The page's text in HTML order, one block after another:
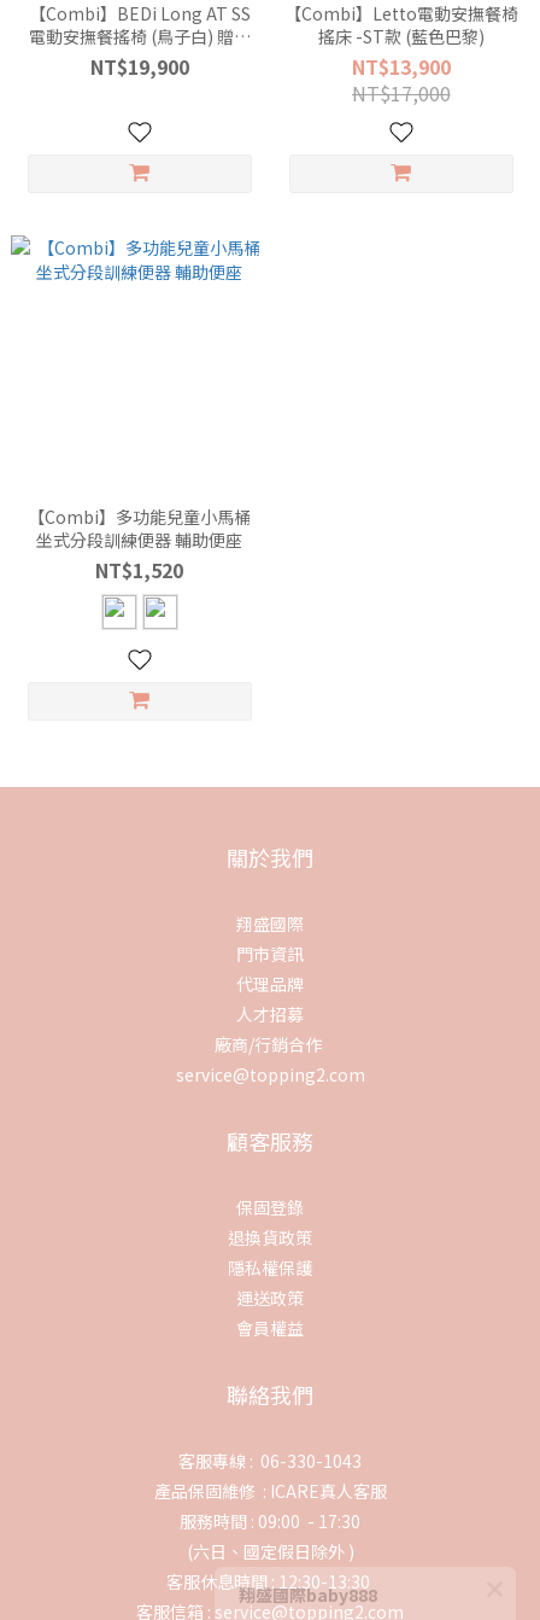
【Combi】BEDi Long AT SS
電動安撫餐搖椅 (鳥子白) 贈蚊
帳
NT$19,900
【Combi】Letto電動安撫餐椅
搖床 -ST款 (藍色巴黎)
NT$13,900
NT$17,000
【Combi】多功能兒童小馬桶
坐式分段訓練便器 輔助便座
NT$1,520
關於我們
翔盛國際
門市資訊
代理品牌
人才招募
廠商/行銷合作
service@topping2.com
顧客服務
保固登錄
退換貨政策
隱私權保護
運送政策
會員權益
聯絡我們
客服專線 : 06-330-1043
產品保固維修 : ICARE真人客服
服務時間 : 09:00 - 17:30
(六日、國定假日除外 )
客服休息時間 : 12:30-13:30
客服信箱 : service@topping2.com
翔盛國際baby888